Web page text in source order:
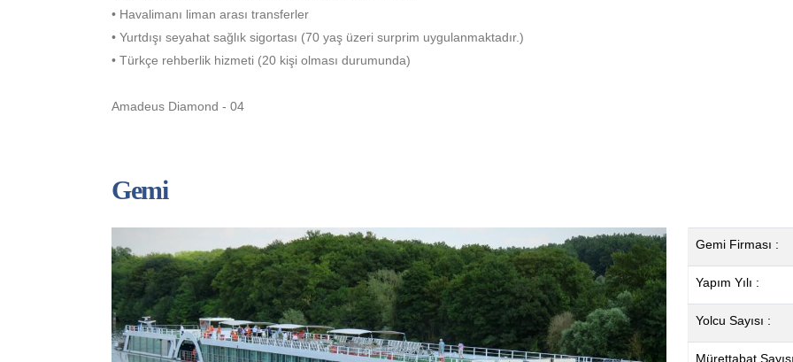
• Havalimanı liman arası transferler
• Yurtdışı seyahat sağlık sigortası (70 yaş üzeri surprim uygulanmaktadır.)
• Türkçe rehberlik hizmeti (20 kişi olması durumunda)
Amadeus Diamond - 04
Gemi
Gemi Firması :
Yapım Yılı :
Yolcu Sayısı :
Mürettabat